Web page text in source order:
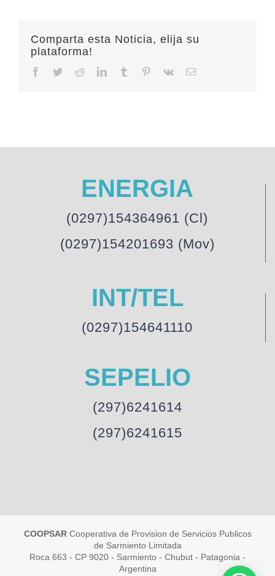
Comparta esta Noticia, elija su
plataforma!
Facebook
TwitterRedditLinkedInTumblr Pinterest
Vk Email
ENERGIA
(0297)154364961 (Cl)
(0297)154201693 (Mov)
INT/TEL
(0297)154641110
SEPELIO
(297)6241614
(297)6241615
COOPSARCooperativa de Provision de Servicios Publicos
de Sarmiento Limitada
Roca 663 - CP 9020 - Sarmiento - Chubut - Patagonia -
Argentina